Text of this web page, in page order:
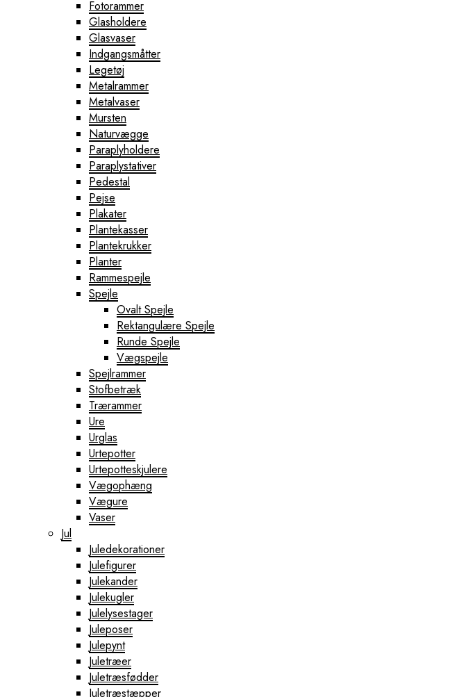
Fotorammer
Glasholdere
Glasvaser
Indgangsmåtter
Legetøj
Metalrammer
Metalvaser
Mursten
Naturvægge
Paraplyholdere
Paraplystativer
Pedestal
Pejse
Plakater
Plantekasser
Plantekrukker
Planter
Rammespejle
Spejle
Ovalt Spejle
Rektangulære Spejle
Runde Spejle
Vægspejle
Spejlrammer
Stofbetræk
Trærammer
Ure
Urglas
Urtepotter
Urtepotteskjulere
Vægophæng
Vægure
Vaser
Jul
Juledekorationer
Julefigurer
Julekander
Julekugler
Julelysestager
Juleposer
Julepynt
Juletræer
Juletræsfødder
Juletræstæpper